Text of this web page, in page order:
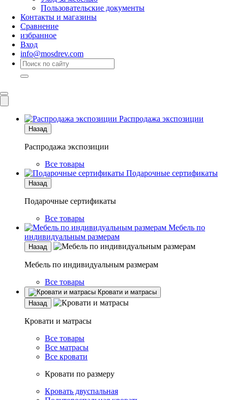
Пользовательские документы
Контакты и магазины
Сравнение
избранное
Вход
info@mosdrev.com
Распродажа экспозиции
Назад
Распродажа экспозиции
Все товары
Подарочные сертификаты
Назад
Подарочные сертификаты
Все товары
Мебель по
индивидуальным размерам
Назад
Мебель по индивидуальным размерам
Все товары
Кровати и матрасы
Назад
Кровати и матрасы
Все товары
Все матрасы
Все кровати
Кровати по размеру
Кровать двуспальная